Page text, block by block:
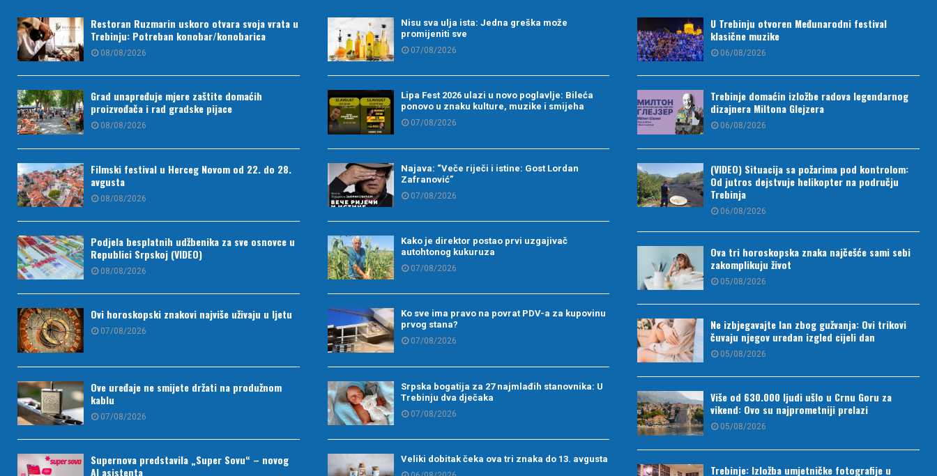
Restoran Ruzmarin uskoro otvara svoja vrata u
Trebinju: Potreban konobar/konobarica
08/08/2026
Grad unapređuje mjere zaštite domaćih
proizvođača i rad gradske pijace
08/08/2026
Filmski festival u Herceg Novom od 22. do 28.
avgusta
08/08/2026
Podjela besplatnih udžbenika za sve osnovce u
Republici Srpskoj (VIDEO)
08/08/2026
Ovi horoskopski znakovi najviše uživaju u ljetu
07/08/2026
Ove uređaje ne smijete držati na produžnom
kablu
07/08/2026
Supernova predstavila „Super Sovu“ – novog
AI asistenta
Nisu sva ulja ista: Jedna greška može
promijeniti sve
07/08/2026
Lipa Fest 2026 ulazi u novo poglavlje: Bileća
ponovo u znaku kulture, muzike i smijeha
07/08/2026
Najava: “Veče riječi i istine: Gost Lordan
Zafranović”
07/08/2026
Kako je direktor postao prvi uzgajivač
autohtonog kukuruza
07/08/2026
Ko sve ima pravo na povrat PDV-a za kupovinu
prvog stana?
07/08/2026
Srpska bogatija za 27 najmlađih stanovnika: U
Trebinju dva dječaka
07/08/2026
Veliki dobitak čeka ova tri znaka do 13. avgusta
U Trebinju otvoren Međunarodni festival
klasične muzike
06/08/2026
Trebinje domaćin izložbe radova legendarnog
dizajnera Miltona Glejzera
06/08/2026
(VIDEO) Situacija sa požarima pod kontrolom:
Od jutros dejstvuje helikopter na području
Trebinja
06/08/2026
Ova tri horoskopska znaka najčešće sami sebi
zakomplikuju život
05/08/2026
Ne izbjegavajte lan zbog gužvanja: Ovi trikovi
čuvaju njegov uredan izgled cijeli dan
05/08/2026
Više od 630.000 ljudi ušlo u Crnu Goru za
vikend: Ovo su najprometniji prelazi
05/08/2026
Trebinje: Izložba umjetničke fotografije u